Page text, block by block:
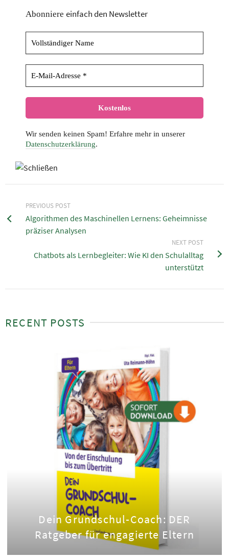
Abonniere einfach den Newsletter
Wir senden keinen Spam! Erfahre mehr in unserer
Datenschutzerklärung.
PREVIOUS POST
Algorithmen des Maschinellen Lernens: Geheimnisse
präziser Analysen
NEXT POST
Chatbots als Lernbegleiter: Wie KI den Schulalltag
unterstützt
RECENT POSTS
Dein Grundschul-Coach: DER
Ratgeber für engagierte Eltern